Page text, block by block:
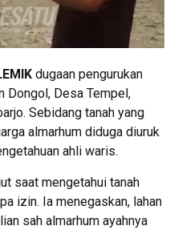
dugaan pengurukan
Dongol, Desa Tempel,
Sebidang tanah yang
almarhum diduga diuruk
ahli waris.
saat mengetahui tanah
izin. Ia menegaskan, lahan
sah almarhum ayahnya